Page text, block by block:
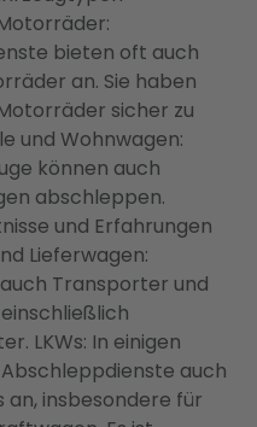
bieten oft auch
an. Sie haben
sicher zu
und Wohnwagen:
können auch
abschleppen.
und Erfahrungen
Lieferwagen:
Transporter und
LKWs: In einigen
auch
an, insbesondere für